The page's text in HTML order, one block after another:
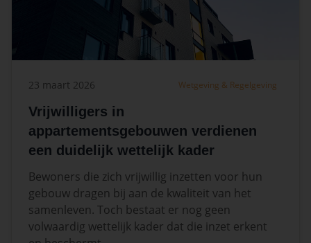
23 maart 2026 Wetgeving & Regelgeving
Vrijwilligers in
appartementsgebouwen verdienen
een duidelijk wettelijk kader
Bewoners die zich vrijwillig inzetten voor hun
gebouw dragen bij aan de kwaliteit van het
samenleven. Toch bestaat er nog geen
volwaardig wettelijk kader dat die inzet erkent